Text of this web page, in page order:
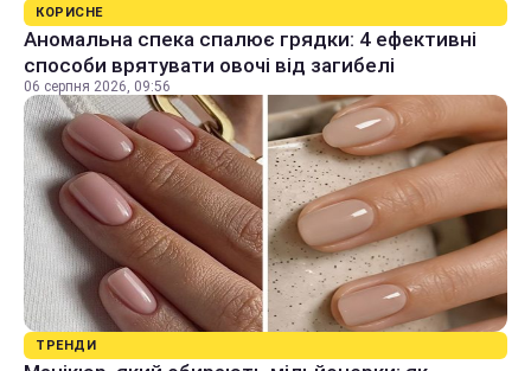
КОРИСНЕ
Аномальна спека спалює грядки: 4 ефективні
способи врятувати овочі від загибелі
06 серпня 2026, 09:56
ТРЕНДИ